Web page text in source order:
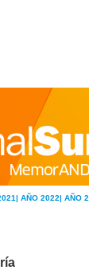
AÑO 2022| AÑO